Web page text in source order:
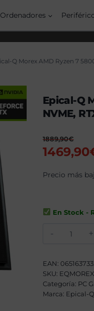
Ordenadores
Q Morex AMD Ryzen 7
Epical-Q
NVME,
1889,90€
El
original
1469,90
Precio más
En Stock -
Ryzen
7
5800X,
32GB,
2TB
NVME,
EAN:
SKU: EQMOREX
Categoría: PC
Marca: Epical-Q